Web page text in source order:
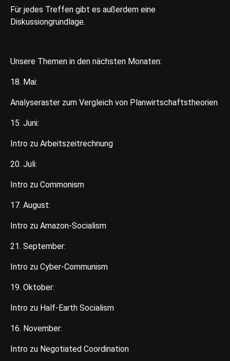
Für jedes Treffen gibt es außerdem eine
Diskussiongrundlage.
Unsere Themen in den nächsten Monaten:
18. Mai:
Analyseraster zum Vergleich von Planwirtschaftstheorien
15. Juni:
Intro zu Arbeitszeitrechnung
20. Juli:
Intro zu Commonism
17. August:
Intro zu Amazon-Socialism
21. September:
Intro zu Cyber-Communism
19. Oktober:
Intro zu Half-Earth Socialism
16. November:
Intro zu Negotiated Coordination